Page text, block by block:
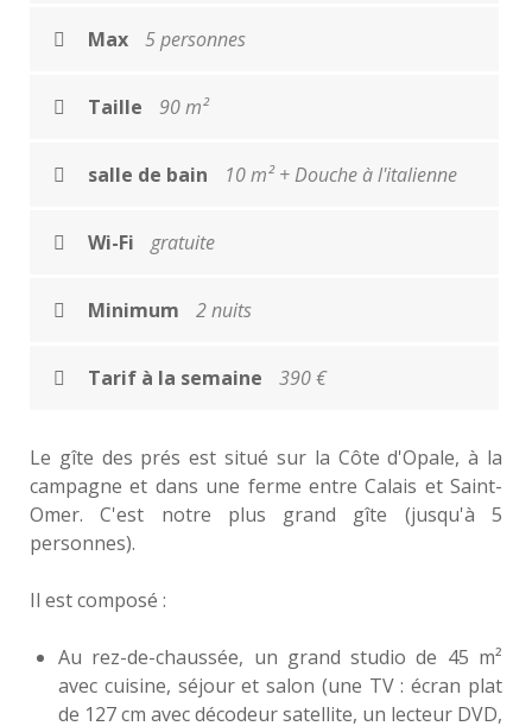
Max 5 personnes
Taille 90 m²
salle de bain 10 m² + Douche à l'italienne
Wi-Fi gratuite
Minimum 2 nuits
Tarif à la semaine 390 €
Le gîte des prés est situé sur la Côte d'Opale, à la
campagne et dans une ferme entre Calais et Saint-
Omer. C'est notre plus grand gîte (jusqu'à 5
personnes).
Il est composé :
Au rez-de-chaussée, un grand studio de 45 m²
avec cuisine, séjour et salon (une TV : écran plat
de 127 cm avec décodeur satellite, un lecteur DVD,